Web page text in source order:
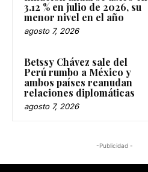
3.12 % en julio de 2026, su
menor nivel en el año
agosto 7, 2026
Betssy Chávez sale del
Perú rumbo a México y
ambos países reanudan
relaciones diplomáticas
agosto 7, 2026
-Publicidad -